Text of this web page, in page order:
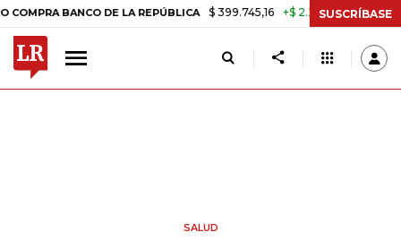
DE LA REPÚBLICA $ 399.745,16 +$ 2.295,71 +0,58% TASA
SUSCRÍBASE
SALUD